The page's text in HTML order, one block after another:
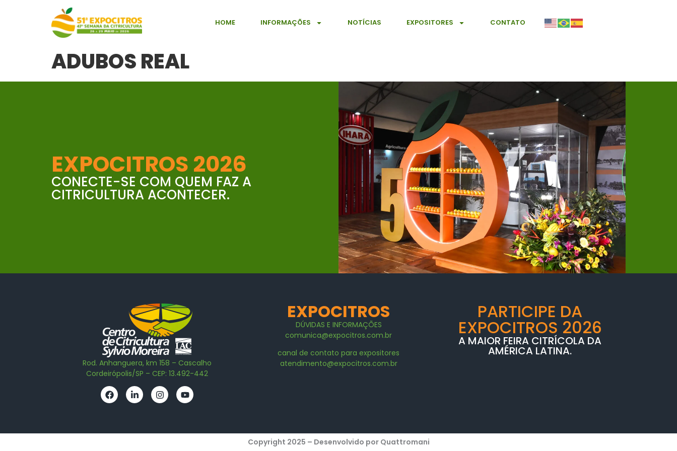
HOME INFORMAÇÕES NOTÍCIAS EXPOSITORES CONTATO
ADUBOS REAL
EXPOCITROS 2026
CONECTE-SE COM QUEM FAZ A
CITRICULTURA ACONTECER.
Rod. Anhanguera, km 158 – Cascalho
Cordeirópolis/SP – CEP: 13.492-442
EXPOCITROS
DÚVIDAS E INFORMAÇÕES
comunica@expocitros.com.br
canal de contato para expositores
atendimento@expocitros.com.br
PARTICIPE DA
EXPOCITROS 2026
A MAIOR FEIRA CITRÍCOLA DA
AMÉRICA LATINA.
Copyright 2025 – Desenvolvido por Quattromani